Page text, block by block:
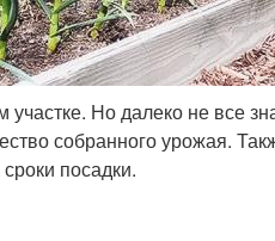
Но далеко не все
собранного урожая.
посадки.